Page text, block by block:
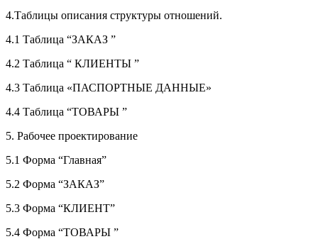
4.Таблицы описания структуры отношений.
4.1 Таблица “ЗАКАЗ ”
4.2 Таблица “ КЛИЕНТЫ ”
4.3 Таблица «ПАСПОРТНЫЕ ДАННЫЕ»
4.4 Таблица “ТОВАРЫ ”
5. Рабочее проектирование
5.1 Форма “Главная”
5.2 Форма “ЗАКАЗ”
5.3 Форма “КЛИЕНТ”
5.4 Форма “ТОВАРЫ ”